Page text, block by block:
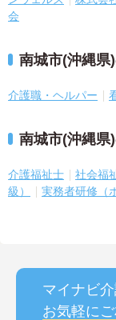
会
南城市(沖縄県
介護職・ヘルパー
南城市(沖縄県
介護福祉士 社会福
級）
実務者研修（
マイナビ
お気軽に